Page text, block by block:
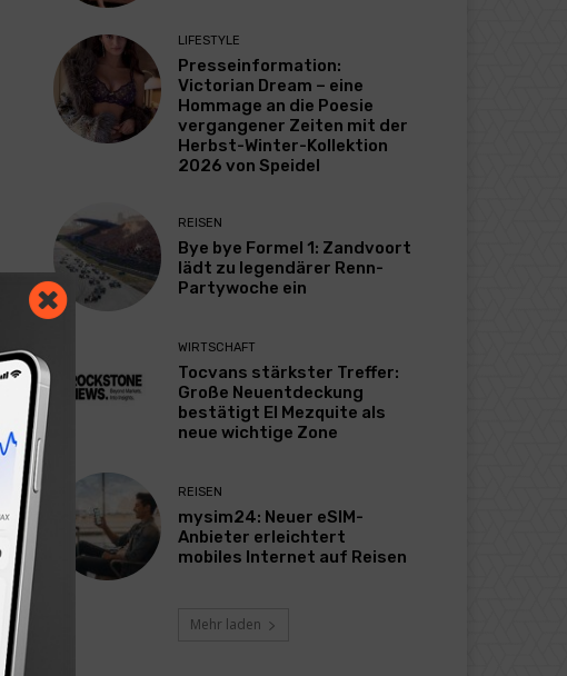
LIFESTYLE
Presseinformation:
Victorian Dream – eine
Hommage an die Poesie
vergangener Zeiten mit der
Herbst-Winter-Kollektion
2026 von Speidel
REISEN
Bye bye Formel 1: Zandvoort
lädt zu legendärer Renn-
Partywoche ein
WIRTSCHAFT
Tocvans stärkster Treffer:
Große Neuentdeckung
bestätigt El Mezquite als
neue wichtige Zone
REISEN
mysim24: Neuer eSIM-
Anbieter erleichtert
mobiles Internet auf Reisen
Mehr laden